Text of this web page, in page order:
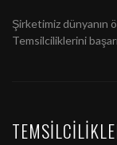
Şirketimiz dünyanın
Temsilciliklerini